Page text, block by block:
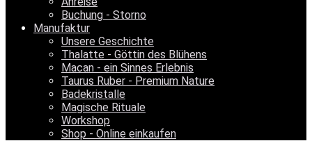
Buchung - Storno
Manufaktur
Unsere Geschichte
Thalatte - Göttin des Blühens
Macan - ein Sinnes Erlebnis
Taurus Ruber - Premium Nature
Badekristalle
Magische Rituale
Workshop
Shop - Online einkaufen